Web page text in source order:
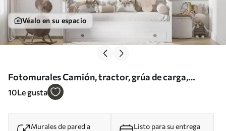
Véalo en su espacio
Fotomurales Camión, tractor, grúa de carga,
bulldozer, excavadora Nr. u96465
10Le gusta
Murales de pared a
Listo para su entrega